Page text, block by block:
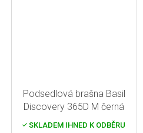
Podsedlová brašna Basil
Discovery 365D M černá
melee 1l
SKLADEM IHNED K ODBĚRU